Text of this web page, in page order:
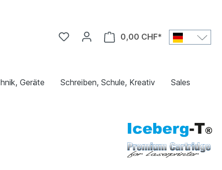
0,00 CHF*
Geräte Schreiben, Schule, Kreativ Sales